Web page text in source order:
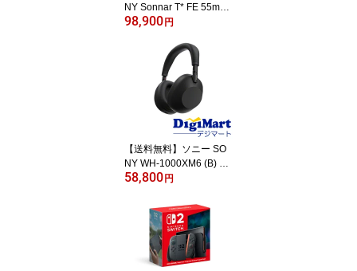
NY Sonnar T* FE 55mm
F1.8 ZA SEL55F18Z 単
輸入品・保証付き】
98,900 円
【送料無料】ソニー SO
NY WH-1000XM6 (B) Bl
uetooth ワイヤレスヘッ
品・国内正規品】
58,800 円